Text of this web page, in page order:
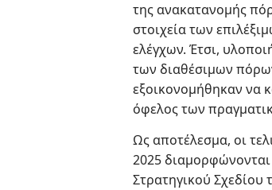
της ανακατανομής
στοιχεία των
ελέγχων. Έτσι,
των διαθέσιμων
εξοικονομήθηκαν να
όφελος των
Ως αποτέλεσμα, οι
2025
Στρατηγικού Σχεδίου